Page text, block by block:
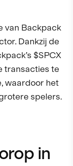
van Backpack
Dankzij de
$SPCX
transacties te
waardoor het
spelers.
in